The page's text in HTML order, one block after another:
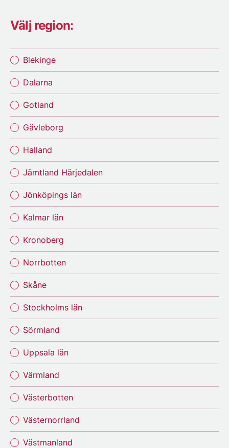
Välj region:
Blekinge
Dalarna
Gotland
Gävleborg
Halland
Jämtland Härjedalen
Jönköpings län
Kalmar län
Kronoberg
Norrbotten
Skåne
Stockholms län
Sörmland
Uppsala län
Värmland
Västerbotten
Västernorrland
Västmanland